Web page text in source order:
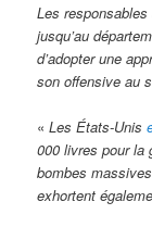
Les
jusqu’au
d’adopter une
son offensive au
«Les États-Unis
000 livres pour la
bombes
exhortent